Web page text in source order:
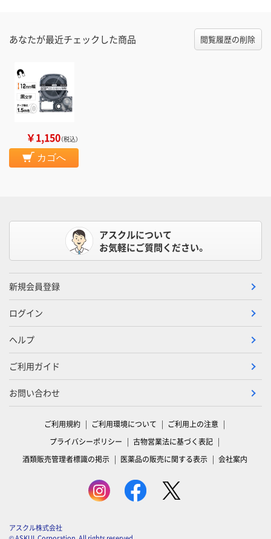
あなたが最近チェックした商品 閲覧履歴の削除
￥1,150（税込）
カゴへ
アスクルについて
お気軽にご質問ください。
新規会員登録
ログイン
ヘルプ
ご利用ガイド
お問い合わせ
ご利用規約 ご利用環境について
ご利用上の注意
プライバシーポリシー
古物営業法に基づく表記
酒類販売管理者標識の掲示
医薬品の販売に関する表示 会社案内
アスクル株式会社